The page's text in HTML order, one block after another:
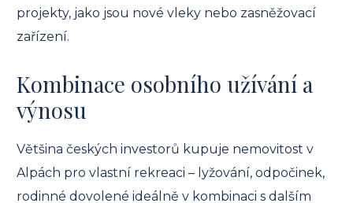
projekty, jako jsou nové vleky nebo zasněžovací
zařízení.
Kombinace osobního užívání a
výnosu
Většina českých investorů kupuje nemovitost v
Alpách pro vlastní rekreaci – lyžování, odpočinek,
rodinné dovolené ideálně v kombinaci s dalším